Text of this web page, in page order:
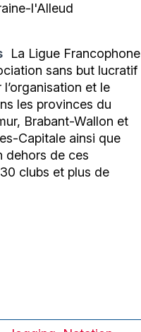
l'Alleud
La Ligue Francophone
sans but lucratif
et le
les provinces du
Brabant-Wallon et
Capitale ainsi que
dehors de ces
clubs et plus de